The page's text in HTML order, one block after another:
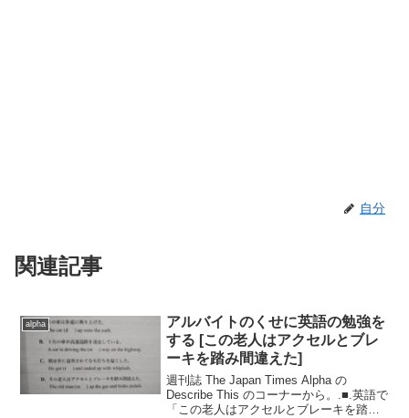
自分
関連記事
alpha
アルバイトのくせに英語の勉強を
する [この老人はアクセルとブレ
ーキを踏み間違えた]
週刊誌 The Japan Times Alpha の
Describe This のコーナーから。.■.英語で
「この老人はアクセルとブレーキを踏み